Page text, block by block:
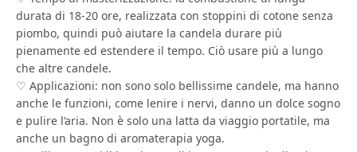
durata di 18-20 ore, realizzata con stoppini di cotone senza
piombo, quindi può aiutare la candela durare più
pienamente ed estendere il tempo. Ciò usare più a lungo
che altre candele.
♡ Applicazioni: non sono solo bellissime candele, ma hanno
anche le funzioni, come lenire i nervi, danno un dolce sogno
e pulire l’aria. Non è solo una latta da viaggio portatile, ma
anche un bagno di aromaterapia yoga.